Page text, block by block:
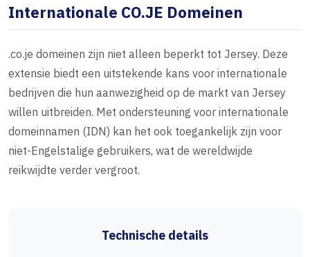
Internationale CO.JE Domeinen
.co.je domeinen zijn niet alleen beperkt tot Jersey. Deze
extensie biedt een uitstekende kans voor internationale
bedrijven die hun aanwezigheid op de markt van Jersey
willen uitbreiden. Met ondersteuning voor internationale
domeinnamen (IDN) kan het ook toegankelijk zijn voor
niet-Engelstalige gebruikers, wat de wereldwijde
reikwijdte verder vergroot.
Technische details